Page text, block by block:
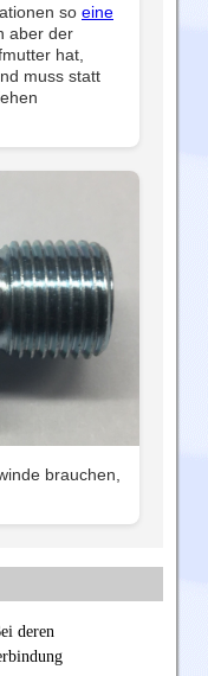
so eine
aber der
hat,
muss statt
brauchen,
deren